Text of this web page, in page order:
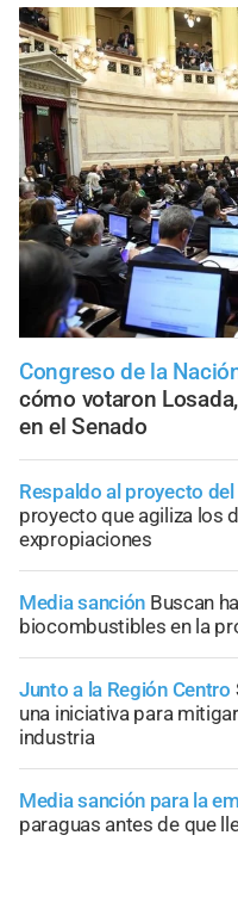
Congreso de la
cómo votaron
en el Senado
Respaldo al proyecto
proyecto que agiliza los
expropiaciones
Media sanción Buscan
biocombustibles en la
Junto a la Región Centro
una iniciativa para
industria
Media sanción para la
paraguas antes de que